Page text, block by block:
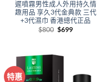
遲噴霧男性成人外用持久情
趣用品 享久3代金典款 三代
+3代濕巾 香港總代正品
$800 Original
price
$699Current
特惠